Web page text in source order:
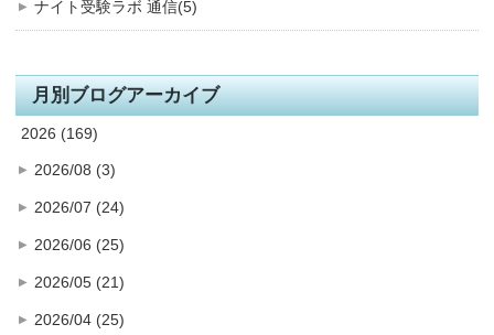
ナイト受験ラボ 通信(5)
月別ブログアーカイブ
2026 (169)
2026/08 (3)
2026/07 (24)
2026/06 (25)
2026/05 (21)
2026/04 (25)